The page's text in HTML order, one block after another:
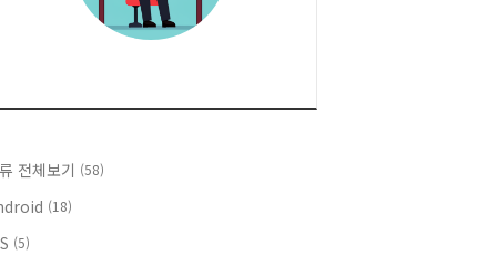
전체보기 (58)
(18)
(5)